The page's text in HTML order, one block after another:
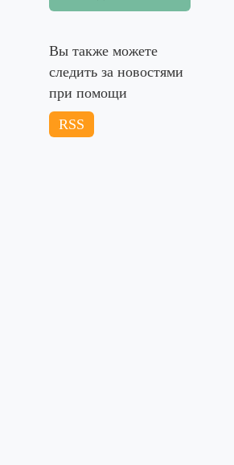
Вы также можете
следить за новостями
при помощи
RSS